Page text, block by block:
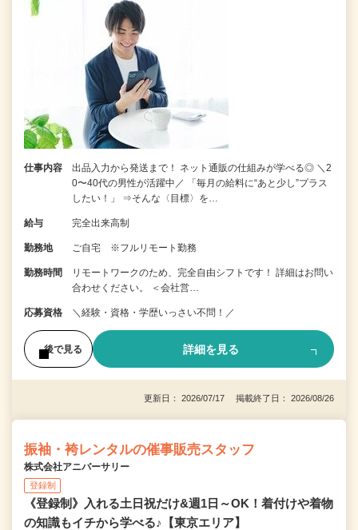
仕事内容
出品入力から発送まで！ ネット通販の仕組みが学べる◎ ＼2
0〜40代の男性が活躍中／ 「毎月の給料に“あと少し”プラス
したい！」 ⇒そんな〈目標〉を…
給与 完全出来高制
勤務地 ご自宅 ※フルリモート勤務
勤務時間
リモートワークのため、完全自由シフトです！ 詳細はお問い
合わせください。 ＜会社営…
応募資格 ＼経験・資格・学歴いっさい不問！／
後で見る 詳細を見る
更新日： 2026/07/17 掲載終了日： 2026/08/26
振袖・袴レンタルの催事販売スタッフ
株式会社アニバーサリー
登録制
《登録制》入れる土日祝だけ&週1日～OK！着付けや着物
の知識もイチから学べる♪【東京エリア】